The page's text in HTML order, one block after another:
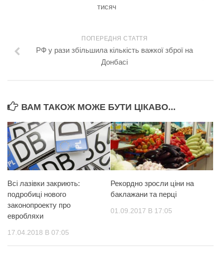
тисяч
ПОПЕРЕДНЯ СТАТТЯ
РФ у рази збільшила кількість важкої зброї на
Донбасі
ВАМ ТАКОЖ МОЖЕ БУТИ ЦІКАВО...
Всі лазівки закриють:
подробиці нового
законопроекту про
евробляхи
17.04.2018 В 07:05
Рекордно зросли ціни на
баклажани та перці
01.09.2017 В 17:05